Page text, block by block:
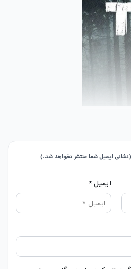
داستان ما
(نشانی ایمیل شما منتشر نخواهد شد.)
ایمیل *